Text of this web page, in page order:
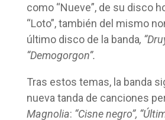
como “Nueve”, de su disco
“Loto”, también del mismo
último disco de la banda,
“Demogorgon”.
Tras estos temas, la banda
nueva tanda de canciones
Magnolia: “Cisne negro”,